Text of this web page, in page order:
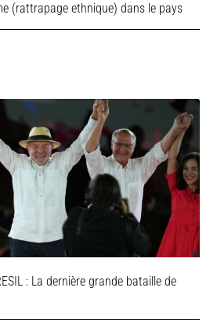
(rattrapage ethnique) dans le pays
: La dernière grande bataille de